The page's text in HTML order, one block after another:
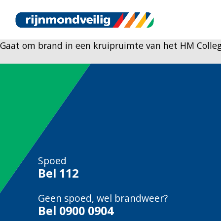
Gaat om brand in een kruipruimte van het HM
Spoed
Bel 112
Geen spoed, wel brandweer?
Bel 0900 0904